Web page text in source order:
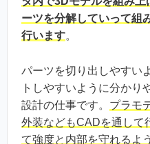
ーツを分解していって組
行います。
パーツを切り出しやすい
トしやすいように分かり
設計の仕事です。 プラモ
外装などもCADを通して
て強度と内部を守れるよ